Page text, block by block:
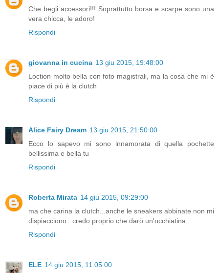
Che begli accessori!!! Soprattutto borsa e scarpe sono una
vera chicca, le adoro!
Rispondi
giovanna in cucina 13 giu 2015, 19:48:00
Loction molto bella con foto magistrali, ma la cosa che mi è
piace di più è la clutch
Rispondi
Alice Fairy Dream 13 giu 2015, 21:50:00
Ecco lo sapevo mi sono innamorata di quella pochette
bellissima e bella tu
Rispondi
Roberta Mirata 14 giu 2015, 09:29:00
ma che carina la clutch...anche le sneakers abbinate non mi
dispiacciono...credo proprio che darò un'occhiatina...
Rispondi
ELE 14 giu 2015, 11:05:00